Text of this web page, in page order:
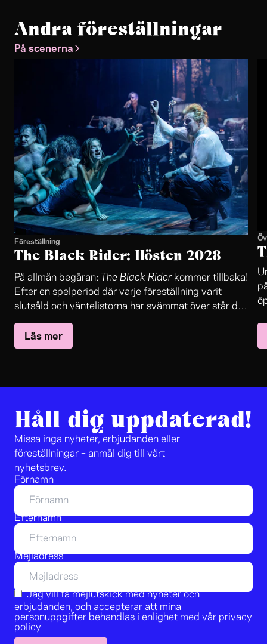
Andra föreställningar
På scenerna
Föreställning
The Black Rider: Hösten 2028
På allmän begäran: The Black Riderkommer tillbaka!
Efter en spelperiod där varje föreställning varit
slutsåld och väntelistorna har svämmat över står det
nu klart:The Black Rider
stora scen.
Läs mer
Håll dig uppdaterad!
Missa inga nyheter, erbjudanden eller
föreställningar – anmäl dig till vårt
nyhetsbrev.
Förnamn
Efternamn
Mejladress
Jag vill få mejlutskick med nyheter och
erbjudanden, och accepterar att mina
personuppgifter behandlas i enlighet med vår privacy
policy